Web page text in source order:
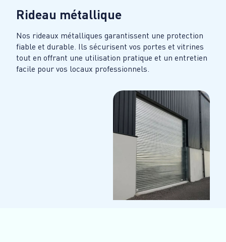
Rideau métallique
Nos rideaux métalliques garantissent une protection
fiable et durable. Ils sécurisent vos portes et vitrines
tout en offrant une utilisation pratique et un entretien
facile pour vos locaux professionnels.